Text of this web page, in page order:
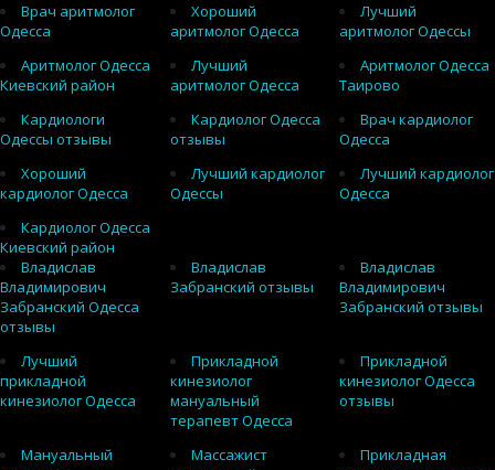
Врач аритмолог
Одесса
Хороший
аритмолог Одесса
Лучший
аритмолог Одессы
Аритмолог Одесса
Киевский район
Лучший
аритмолог Одесса
Аритмолог Одесса
Таирово
Кардиологи
Одессы отзывы
Кардиолог Одесса
отзывы
Врач кардиолог
Одесса
Хороший
кардиолог Одесса
Лучший кардиолог
Одессы
Лучший кардиолог
Одесса
Кардиолог Одесса
Киевский район
Владислав
Владимирович
Забранский Одесса
отзывы
Владислав
Забранский отзывы
Владислав
Владимирович
Забранский отзывы
Лучший
прикладной
кинезиолог Одесса
Прикладной
кинезиолог
мануальный
терапевт Одесса
Прикладной
кинезиолог Одесса
отзывы
Мануальный
Массажист
Прикладная